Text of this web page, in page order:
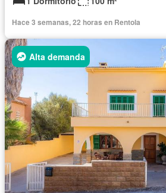
Hace 3 semanas, 22 horas en Rentola
Alta demanda